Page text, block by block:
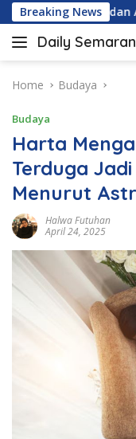
Skip
to
content
Breaking News
Karamoy dan Ardhito
Daily
"Semarang
Ini:
Terkini
untuk
Anda"
Home Budaya
Budaya
Harta
Terduga
Menurut
Halwa Futuhan
April 24, 2025